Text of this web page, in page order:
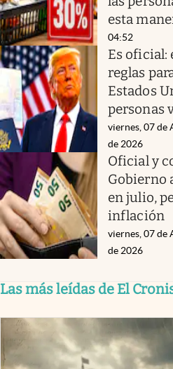
esta
04:52
Es oficial:
reglas
Estados
personas
viernes, 07 de
de 2026
Oficial y
Gobierno
en julio,
inflación
viernes, 07 de
de 2026
Las más leídas de El